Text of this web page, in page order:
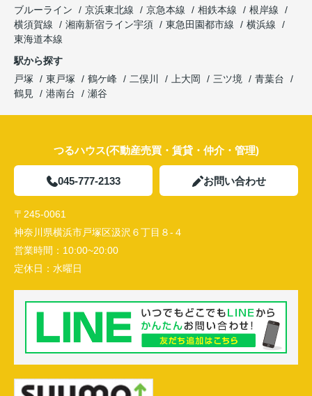
ブルーライン
京浜東北線 京急本線 相鉄本線
根岸線
横須賀線
湘南新宿ライン宇須 東急田園都市線
横浜線
東海道本線
駅から探す
戸塚
東戸塚 鶴ケ峰 二俣川 上大岡 三ツ境
青葉台
鶴見
港南台 瀬谷
つるハウス(不動産売買・賃貸・仲介・管理)
045-777-2133 お問い合わせ
〒245-0061
神奈川県横浜市戸塚区汲沢６丁目８-４
営業時間： 10:00~20:00
定休日： 水曜日